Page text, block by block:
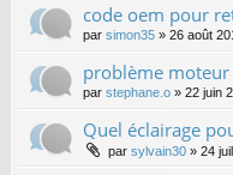
code oem pour
par simon35 » 26 août
problème
par stephane.o » 22 juin
Quel éclairage
par sylvain30 » 24